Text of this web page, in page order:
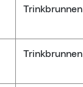
Trinkbrunnen
Trinkbrunnen